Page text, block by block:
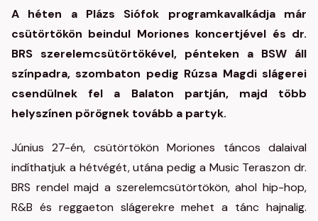
A héten a Plázs Siófok programkavalkádja már
csütörtökön beindul Moriones koncertjével és dr.
BRS szerelemcsütörtökével, pénteken a BSW áll
színpadra, szombaton pedig Rúzsa Magdi slágerei
csendülnek fel a Balaton partján, majd több
helyszínen pörögnek tovább a partyk.
Június 27-én, csütörtökön Moriones táncos dalaival
indíthatjuk a hétvégét, utána pedig a Music Teraszon dr.
BRS rendel majd a szerelemcsütörtökön, ahol hip-hop,
R&B és reggaeton slágerekre mehet a tánc hajnalig.